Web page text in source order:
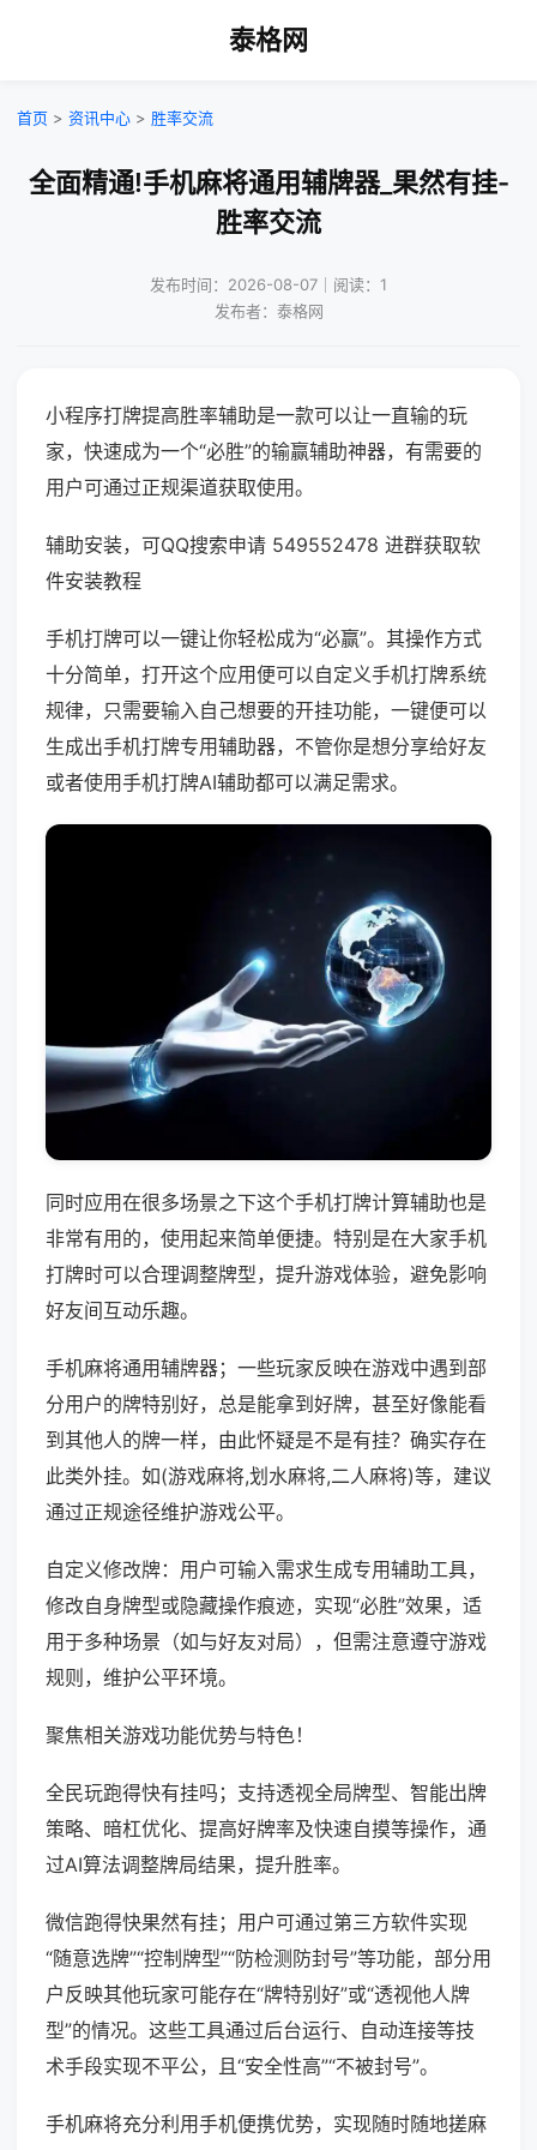
泰格网
首页 > 资讯中心 > 胜率交流
全面精通!手机麻将通用辅牌器_果然有挂-
胜率交流
发布时间：2026-08-07｜阅读：1
发布者：泰格网
小程序打牌提高胜率辅助是一款可以让一直输的玩
家，快速成为一个“必胜”的输赢辅助神器，有需要的
用户可通过正规渠道获取使用。
辅助安装，可QQ搜索申请 549552478 进群获取软
件安装教程
手机打牌可以一键让你轻松成为“必赢”。其操作方式
十分简单，打开这个应用便可以自定义手机打牌系统
规律，只需要输入自己想要的开挂功能，一键便可以
生成出手机打牌专用辅助器，不管你是想分享给好友
或者使用手机打牌AI辅助都可以满足需求。
同时应用在很多场景之下这个手机打牌计算辅助也是
非常有用的，使用起来简单便捷。特别是在大家手机
打牌时可以合理调整牌型，提升游戏体验，避免影响
好友间互动乐趣。
手机麻将通用辅牌器；一些玩家反映在游戏中遇到部
分用户的牌特别好，总是能拿到好牌，甚至好像能看
到其他人的牌一样，由此怀疑是不是有挂？确实存在
此类外挂。如(游戏麻将,划水麻将,二人麻将)等，建议
通过正规途径维护游戏公平。
自定义修改牌：用户可输入需求生成专用辅助工具，
修改自身牌型或隐藏操作痕迹，实现“必胜”效果，适
用于多种场景（如与好友对局），但需注意遵守游戏
规则，维护公平环境。
聚焦相关游戏功能优势与特色！
全民玩跑得快有挂吗；支持透视全局牌型、智能出牌
策略、暗杠优化、提高好牌率及快速自摸等操作，通
过AI算法调整牌局结果，提升胜率。
微信跑得快果然有挂；用户可通过第三方软件实现
“随意选牌”“控制牌型”“防检测防封号”等功能，部分用
户反映其他玩家可能存在“牌特别好”或“透视他人牌
型”的情况。这些工具通过后台运行、自动连接等技
术手段实现不平公，且“安全性高”“不被封号”。
手机麻将充分利用手机便携优势，实现随时随地搓麻